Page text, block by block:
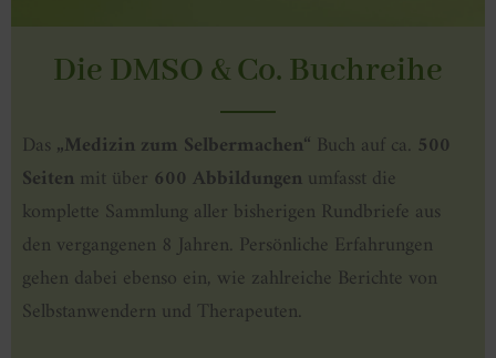
Die DMSO & Co. Buchreihe
Das „Medizin zum Selbermachen“ Buch auf ca. 500
Seiten mit über 600 Abbildungenumfasst die
komplette Sammlung aller bisherigen Rundbriefe aus
den vergangenen 8 Jahren. Persönliche Erfahrungen
gehen dabei ebenso ein, wie zahlreiche Berichte von
Selbstanwen­dern und Therapeuten.